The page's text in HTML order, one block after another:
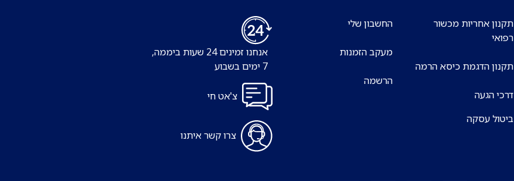
תקנון אחריות מכשור
רפואי
תקנון הדגמת כיסא הרמה
דרכי הגעה
ביטול עסקה
החשבון שלי
מעקב הזמנות
הרשמה
אנחנו זמינים 24 שעות ביממה,
7 ימים בשבוע
צ'אט חי
צרו קשר איתנו